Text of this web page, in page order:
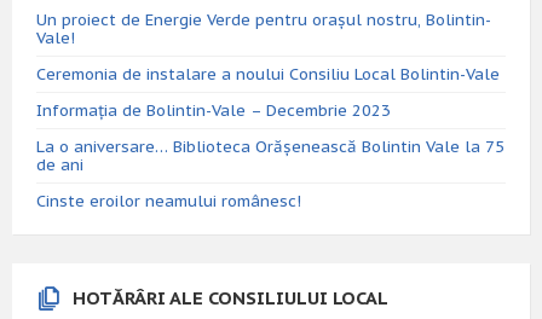
Un proiect de Energie Verde pentru orașul nostru, Bolintin-
Vale!
Ceremonia de instalare a noului Consiliu Local Bolintin-Vale
Informația de Bolintin-Vale – Decembrie 2023
La o aniversare… Biblioteca Orăşenească Bolintin Vale la 75
de ani
Cinste eroilor neamului românesc!
HOTĂRÂRI ALE CONSILIULUI LOCAL